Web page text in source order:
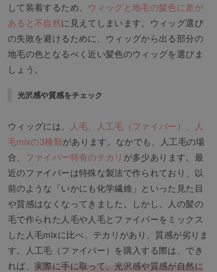
して装着するため、 ウィッグと地毛の髪色に差が
あると不自然に見えてしまいます。ウィッグ選び
の失敗を避けるために、ウィッグから出る部分の
地毛の色となるべく近い髪色のウィッグを選びま
しょう。
光沢感や質感をチェック
ウィッグには、
人毛、人工毛（ファイバー）、人
毛mixの3種類があります。なかでも、人工毛の場
合、 ファイバー特有のテカリ が多少あります。最
近のファイバーは特殊な製法で作られており、以
前のような「いかにも化学繊維」といった見た目
や質感はなくなってきました。しかし、人の髪の
毛で作られた人毛や人毛とファイバーをミックス
した人毛mixに比べ、テカリがあり、質感が劣りま
す。人工毛（ファイバー）を購入する際は、でき
れば、実際に手に取って、光沢感や質感が自然に